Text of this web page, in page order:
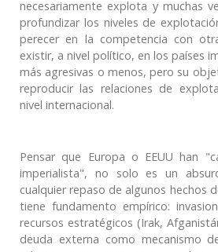
necesariamente explota y muchas
profundizar los niveles de
perecer en la competencia con
existir, a nivel político, en los países
más agresivas o menos, pero su
reproducir las relaciones de
nivel internacional.
Pensar que Europa o EEUU han
imperialista", no solo es un
cualquier repaso de algunos hechos
tiene fundamento empírico:
recursos estratégicos (Irak,
deuda externa como mecanismo